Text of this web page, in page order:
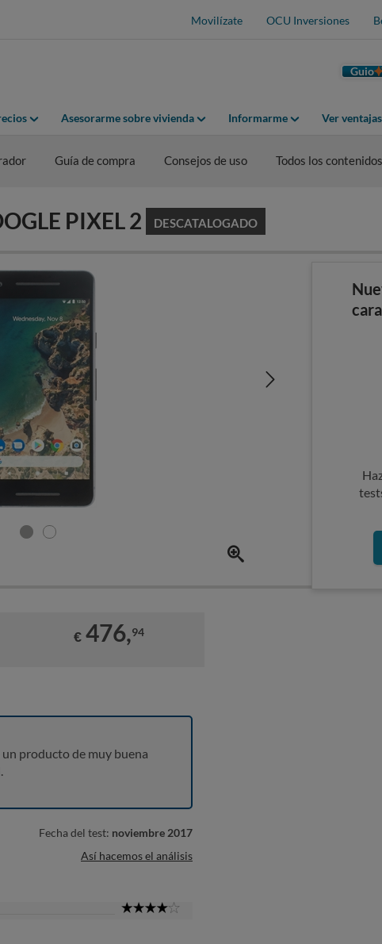
Movilízate OCU Inversiones
Guio
Asesorarme sobre vivienda Informarme Ver
Guía de compra Consejos de uso Todos los contenidos
PIXEL 2 DESCATALOGADO
€ 476,94
un producto de muy buena
Fecha del test: noviembre 2017
Así hacemos el análisis